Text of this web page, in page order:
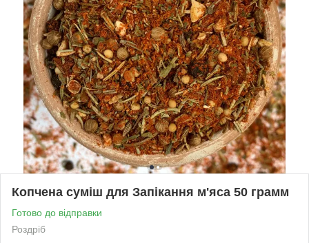
Копчена суміш для Запікання м'яса 50 грамм
Готово до відправки
Роздріб